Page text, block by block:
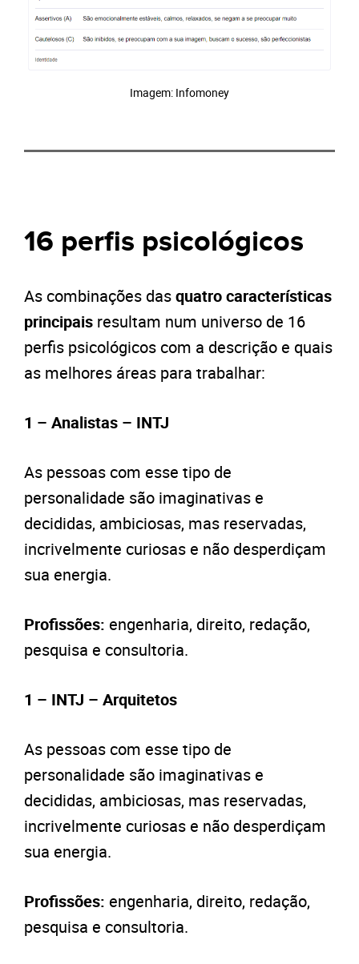
Imagem: Infomoney
16 perfis psicológicos
As combinações dasquatro características
principais resultam num universo de 16
perfis psicológicos com a descrição e quais
as melhores áreas para trabalhar:
1 – Analistas – INTJ
As pessoas com esse tipo de
personalidade são imaginativas e
decididas, ambiciosas, mas reservadas,
incrivelmente curiosas e não desperdiçam
sua energia.
Profissões: engenharia, direito, redação,
pesquisa e consultoria.
1 – INTJ – Arquitetos
As pessoas com esse tipo de
personalidade são imaginativas e
decididas, ambiciosas, mas reservadas,
incrivelmente curiosas e não desperdiçam
sua energia.
Profissões: engenharia, direito, redação,
pesquisa e consultoria.